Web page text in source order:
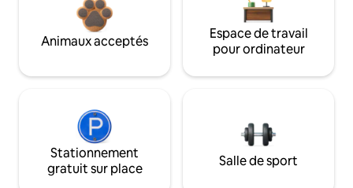
Animaux acceptés
Espace de travail
pour ordinateur
Stationnement
gratuit sur place
Salle de sport